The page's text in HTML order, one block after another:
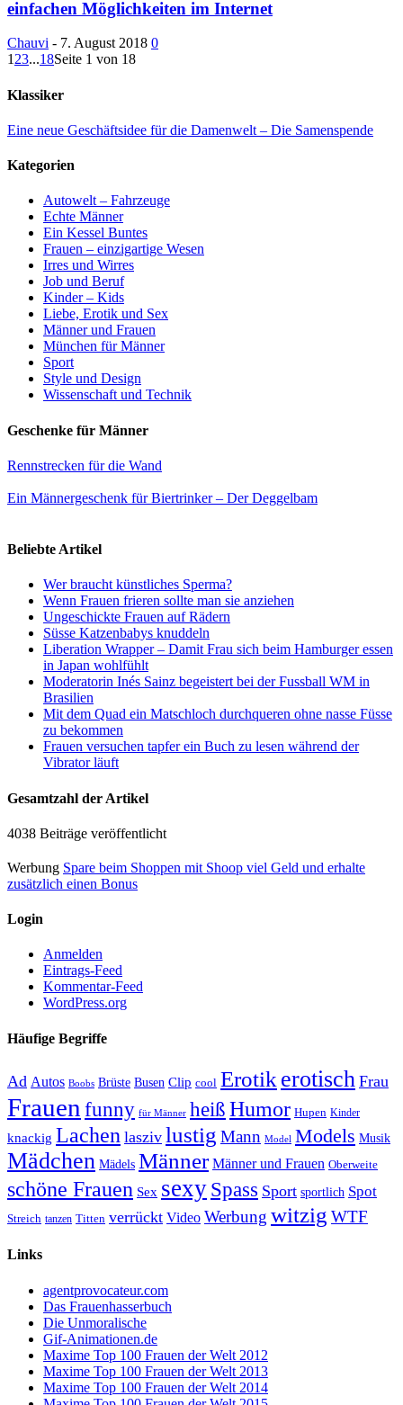
einfachen Möglichkeiten im Internet
Chauvi - 7. August 2018 0
1 23...18Seite 1 von 18
Klassiker
Eine neue Geschäftsidee für die Damenwelt – Die Samenspende
Kategorien
Autowelt – Fahrzeuge
Echte Männer
Ein Kessel Buntes
Frauen – einzigartige Wesen
Irres und Wirres
Job und Beruf
Kinder – Kids
Liebe, Erotik und Sex
Männer und Frauen
München für Männer
Sport
Style und Design
Wissenschaft und Technik
Geschenke für Männer
Rennstrecken für die Wand
Ein Männergeschenk für Biertrinker – Der Deggelbam
Beliebte Artikel
Wer braucht künstliches Sperma?
Wenn Frauen frieren sollte man sie anziehen
Ungeschickte Frauen auf Rädern
Süsse Katzenbabys knuddeln
Liberation Wrapper – Damit Frau sich beim Hamburger essen
in Japan wohlfühlt
Moderatorin Inés Sainz begeistert bei der Fussball WM in
Brasilien
Mit dem Quad ein Matschloch durchqueren ohne nasse Füsse
zu bekommen
Frauen versuchen tapfer ein Buch zu lesen während der
Vibrator läuft
Gesamtzahl der Artikel
4038 Beiträge veröffentlicht
Werbung Spare beim Shoppen mit Shoop viel Geld und erhalte
zusätzlich einen Bonus
Login
Anmelden
Eintrags-Feed
Kommentar-Feed
WordPress.org
Häufige Begriffe
Ad Autos Boobs Brüste Busen Clip cool Erotik erotisch Frau
Frauen funny für Männer heiß Humor Hupen Kinder
knackig Lachen lasziv lustig Mann Model Models Musik
Mädchen Mädels Männer Männer und Frauen Oberweite
schöne Frauen Sex sexy Spass Sport sportlich Spot
Streich tanzen Titten verrückt Video Werbung witzig WTF
Links
agentprovocateur.com
Das Frauenhasserbuch
Die Unmoralische
Gif-Animationen.de
Maxime Top 100 Frauen der Welt 2012
Maxime Top 100 Frauen der Welt 2013
Maxime Top 100 Frauen der Welt 2014